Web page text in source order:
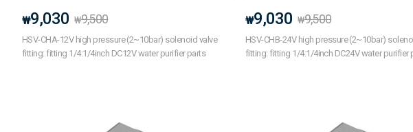
₩9,030 ₩9,500
HSV-CHA-12V high pressure (2~10bar) solenoid valve
fitting: fitting 1/4:1/4inch DC12V water purifier parts
₩9,030 ₩9,500
HSV-CHB-24V high pressure (2~10bar)
fitting: fitting 1/4:1/4inch DC24V water purifier